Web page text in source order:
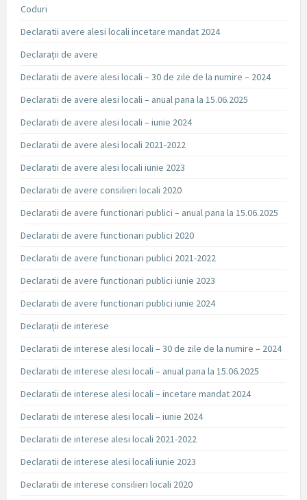
Coduri
Declaratii avere alesi locali incetare mandat 2024
Declarații de avere
Declaratii de avere alesi locali – 30 de zile de la numire – 2024
Declaratii de avere alesi locali – anual pana la 15.06.2025
Declaratii de avere alesi locali – iunie 2024
Declaratii de avere alesi locali 2021-2022
Declaratii de avere alesi locali iunie 2023
Declaratii de avere consilieri locali 2020
Declaratii de avere functionari publici – anual pana la 15.06.2025
Declaratii de avere functionari publici 2020
Declaratii de avere functionari publici 2021-2022
Declaratii de avere functionari publici iunie 2023
Declaratii de avere functionari publici iunie 2024
Declarații de interese
Declaratii de interese alesi locali – 30 de zile de la numire – 2024
Declaratii de interese alesi locali – anual pana la 15.06.2025
Declaratii de interese alesi locali – incetare mandat 2024
Declaratii de interese alesi locali – iunie 2024
Declaratii de interese alesi locali 2021-2022
Declaratii de interese alesi locali iunie 2023
Declaratii de interese consilieri locali 2020